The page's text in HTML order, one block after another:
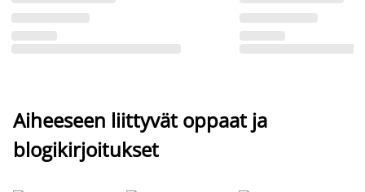
Aiheeseen liittyvät oppaat ja
blogikirjoitukset